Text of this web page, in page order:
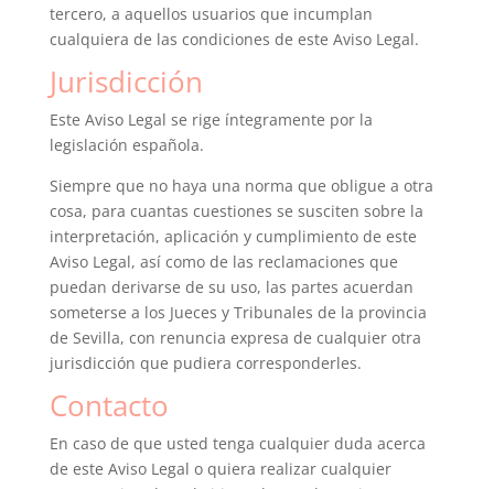
tercero, a aquellos usuarios que incumplan
cualquiera de las condiciones de este Aviso Legal.
Jurisdicción
Este Aviso Legal se rige íntegramente por la
legislación española.
Siempre que no haya una norma que obligue a otra
cosa, para cuantas cuestiones se susciten sobre la
interpretación, aplicación y cumplimiento de este
Aviso Legal, así como de las reclamaciones que
puedan derivarse de su uso, las partes acuerdan
someterse a los Jueces y Tribunales de la provincia
de Sevilla, con renuncia expresa de cualquier otra
jurisdicción que pudiera corresponderles.
Contacto
En caso de que usted tenga cualquier duda acerca
de este Aviso Legal o quiera realizar cualquier